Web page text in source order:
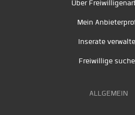
Über
Mein
Inserate
Freiwillige
ALLGEMEIN